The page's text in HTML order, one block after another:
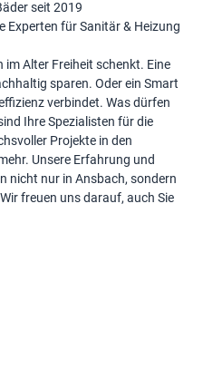
seit 2019
Experten für Sanitär & Heizung
im Alter Freiheit schenkt. Eine
sparen. Oder ein Smart
verbindet. Was dürfen
Ihre Spezialisten für die
Projekte in den
Unsere Erfahrung und
nicht nur in Ansbach, sondern
freuen uns darauf, auch Sie